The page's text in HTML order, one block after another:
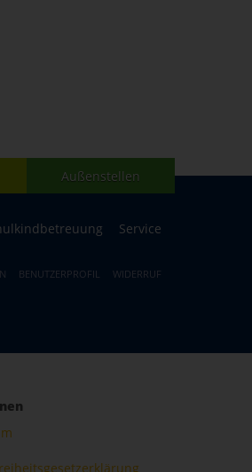
Außenstellen
Service
BENUTZERPROFIL WIDERRUF